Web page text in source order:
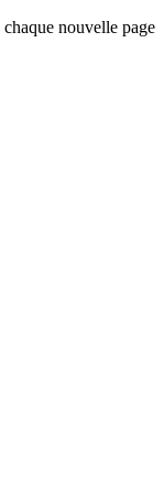
nouvelle page